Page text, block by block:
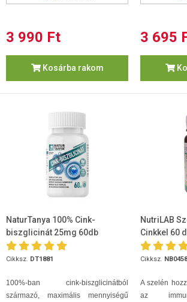
3 990 Ft
Kosárba rakom
3 695
NaturTanya 100% Cink-
biszglicinát 25mg 60db
Cikksz. DT1881
100%-ban cink-biszglicinátból
származó, maximális mennyiségű
NutriLAB
Cinkkel 60
Cikksz. NB0458
A szelén
az